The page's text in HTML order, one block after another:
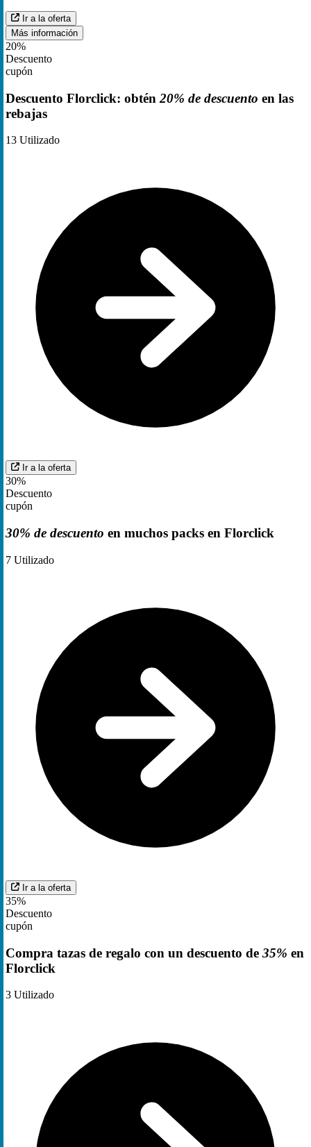
Ir a la oferta
Más información
20%
Descuento
cupón
Descuento Florclick: obtén 20% de descuento en las
rebajas
13 Utilizado
Ir a la oferta
30%
Descuento
cupón
30% de descuento en muchos packs en Florclick
7 Utilizado
Ir a la oferta
35%
Descuento
cupón
Compra tazas de regalo con un descuento de 35% en
Florclick
3 Utilizado